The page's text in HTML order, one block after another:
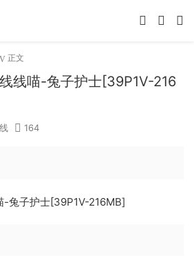
正文
线喵-兔子护士[39P1V-216
164
-兔子护士[39P1V-216MB]